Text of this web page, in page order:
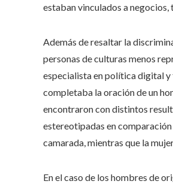
estaban vinculados a
Además de resaltar la
personas de culturas menos
especialista en política digital
completaba la oración de un
encontraron con distintos
estereotipadas en
camarada, mientras que la
En el caso de los hombres de